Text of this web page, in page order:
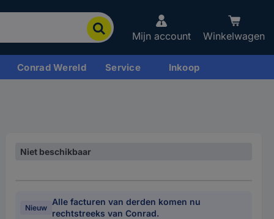
Mijn account Winkelwagen
Conrad Wereld Service Inkoop
Niet beschikbaar
Nieuw
Alle facturen van derden komen nu
rechtstreeks van Conrad.